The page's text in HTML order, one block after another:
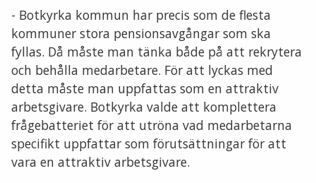
- Botkyrka kommun har precis som de flesta
kommuner stora pensionsavgångar som ska
fyllas. Då måste man tänka både på att rekrytera
och behålla medarbetare. För att lyckas med
detta måste man uppfattas som en attraktiv
arbetsgivare. Botkyrka valde att komplettera
frågebatteriet för att utröna vad medarbetarna
specifikt uppfattar som förutsättningar för att
vara en attraktiv arbetsgivare.